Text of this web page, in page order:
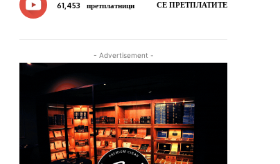
61,453 претплатници СЕ ПРЕТПЛАТИТЕ
- Advertisement -